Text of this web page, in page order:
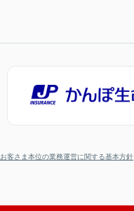
お客さま本位の業務運営に関する基本方針